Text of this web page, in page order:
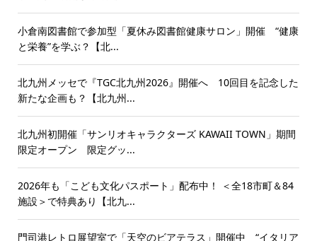
小倉南図書館で参加型「夏休み図書館健康サロン」開催 “健康
と栄養”を学ぶ？【北...
北九州メッセで『TGC北九州2026』開催へ 10回目を記念した
新たな企画も？【北九州...
北九州初開催「サンリオキャラクターズ KAWAII TOWN」期間
限定オープン 限定グッ...
2026年も「こども文化パスポート」配布中！ ＜全18市町＆84
施設＞で特典あり【北九...
門司港レトロ展望室で「天空のビアテラス」開催中 “イタリア